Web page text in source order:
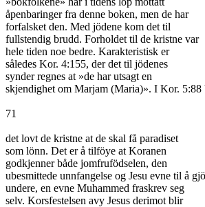
åpenbaringer fra denne boken, men de har
forfalsket den. Med jödene kom det til
fullstendig brudd. Forholdet til de kristne var
hele tiden noe bedre. Karakteristisk er
således Kor. 4:155, der det til jödenes
synder regnes at »de har utsagt en
skjendighet om Marjam (Maria)». I Kor. 5:88
71
det lovt de kristne at de skal få paradiset
som lönn. Det er å tilföye at Koranen
godkjenner både jomfrufödselen, den
ubesmittede unnfangelse og Jesu evne til å
undere, en evne Muhammed fraskrev seg
selv. Korsfestelsen avy Jesus derimot blir